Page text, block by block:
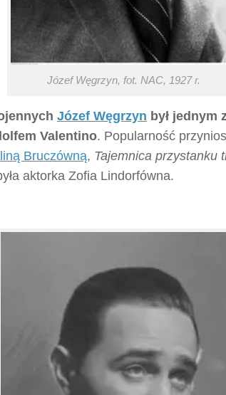
Józef Węgrzyn, fot. NAC, 1927 r.
Józef Węgrzyn był jednym
Valentino. Popularność
Bruczówną, Tajemnica przystanku
aktorka Zofia Lindorfówna.